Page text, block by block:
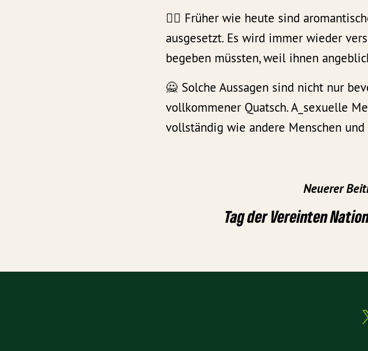
☝🏽 Früher wie heute sind
ausgesetzt. Es wird immer wieder
begeben müssten, weil ihnen
🙅 Solche Aussagen sind nicht nur
vollkommener Quatsch. A_sexuelle
vollständig wie andere Menschen
Neuerer
Tag der Vereinten